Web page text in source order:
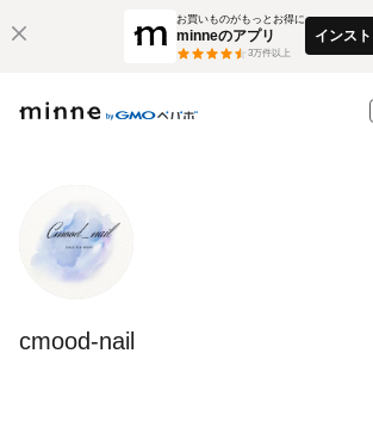
お買いものがもっとお得に
minneのアプリ
3万件以上
インス
cmood-nail